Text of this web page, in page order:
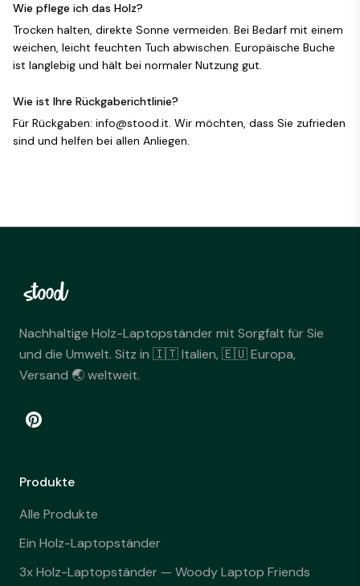
Wie pflege ich das Holz?
Trocken halten, direkte Sonne vermeiden. Bei Bedarf mit einem
weichen, leicht feuchten Tuch abwischen. Europäische Buche
ist langlebig und hält bei normaler Nutzung gut.
Wie ist Ihre Rückgaberichtlinie?
Für Rückgaben: info@stood.it. Wir möchten, dass Sie zufrieden
sind und helfen bei allen Anliegen.
Nachhaltige Holz-Laptopständer mit Sorgfalt für Sie
und die Umwelt. Sitz in 🇮🇹 Italien, 🇪🇺 Europa,
Versand 🌏 weltweit.
Produkte
Alle Produkte
Ein Holz-Laptopständer
3x Holz-Laptopständer — Woody Laptop Friends